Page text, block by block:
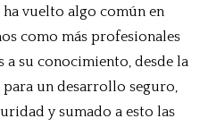
vuelto algo común en
como más profesionales
a su conocimiento, desde la
un desarrollo seguro,
y sumado a esto las